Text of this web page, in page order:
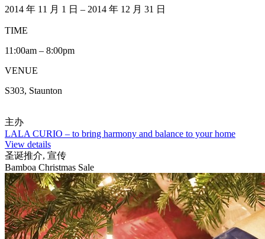
2014 年 11 月 1 日 – 2014 年 12 月 31 日
TIME
11:00am – 8:00pm
VENUE
S303, Staunton
主办
LALA CURIO – to bring harmony and balance to your home
View details
圣诞推介, 宣传
Bamboa Christmas Sale